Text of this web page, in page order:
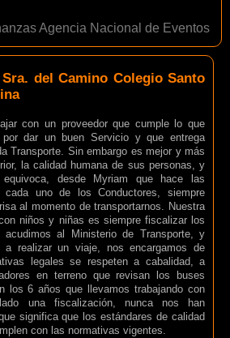
Agencia Nacional de Eventos
del Camino Colegio Santo
con un proveedor que cumple lo que
dar un buen Servicio y que entrega
Transporte. Sin embargo es mejor y más
la calidad humana de sus personas, y
desde Myriam que hace las
cada uno de los Conductores, siempre
al momento de transportarnos. Nuestra
niños y niñas es siempre fiscalizar los
acudimos al Ministerio de Transporte, y
realizar un viaje, nos encargamos de
legales se respeten a cabalidad, a
en terreno que revisan los buses
los 6 años que llevamos trabajando con
una fiscalización, nunca nos han
significa que los estándares de calidad
con las normativas vigentes.